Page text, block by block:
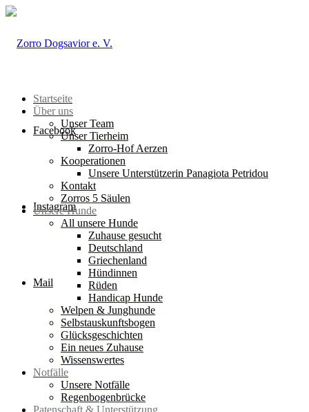
Facebook
Instagram
Mail
Startseite
Über uns
Unser Team
Unser Tierheim
Zorro-Hof Aerzen
Kooperationen
Unsere Unterstützerin Panagiota Petridou
Kontakt
Zorros 5 Säulen
Unsere Hunde
All unsere Hunde
Zuhause gesucht
Deutschland
Griechenland
Hündinnen
Rüden
Handicap Hunde
Welpen & Junghunde
Selbstauskunftsbogen
Glücksgeschichten
Ein neues Zuhause
Wissenswertes
Notfälle
Unsere Notfälle
Regenbogenbrücke
Patenschaft & Unterstützung